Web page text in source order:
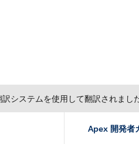
システムを使用して翻訳されまし
Apex 開発者